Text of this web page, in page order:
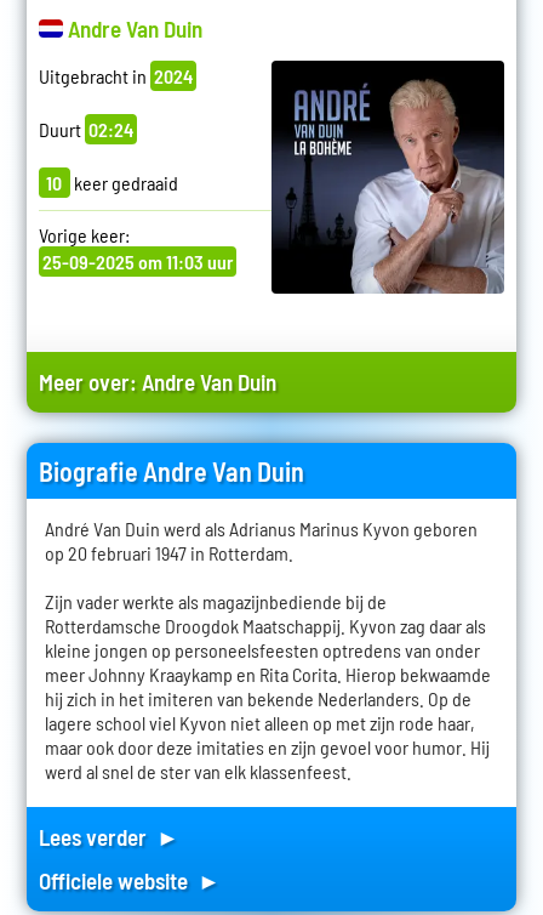
Andre Van Duin
Uitgebracht in 2024
Duurt 02:24
10 keer gedraaid
Vorige keer:
25-09-2025 om 11:03 uur
Meer over:Andre Van Duin
Biografie Andre Van Duin
André Van Duin werd als Adrianus Marinus Kyvon geboren
op 20 februari 1947 in Rotterdam.
Zijn vader werkte als magazijnbediende bij de
Rotterdamsche Droogdok Maatschappij. Kyvon zag daar als
kleine jongen op personeelsfeesten optredens van onder
meer Johnny Kraaykamp en Rita Corita. Hierop bekwaamde
hij zich in het imiteren van bekende Nederlanders. Op de
lagere school viel Kyvon niet alleen op met zijn rode haar,
maar ook door deze imitaties en zijn gevoel voor humor. Hij
werd al snel de ster van elk klassenfeest.
Lees verder ►
Officiele website ►